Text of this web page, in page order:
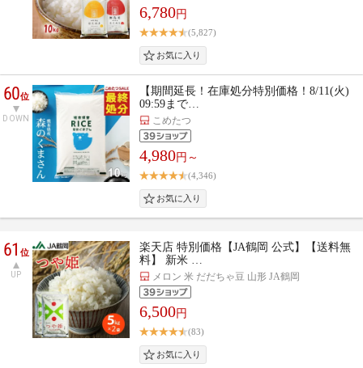
6,780円
(5,827)
60位
DOWN
【期間延長！在庫処分特別価格！8/11(火)
09:59まで…
こめたつ
4,980円～
(4,346)
61位
UP
楽天店 特別価格【JA鶴岡 公式】【送料無
料】 新米 …
メロン 米 だだちゃ豆 山形 JA鶴岡
6,500円
(83)